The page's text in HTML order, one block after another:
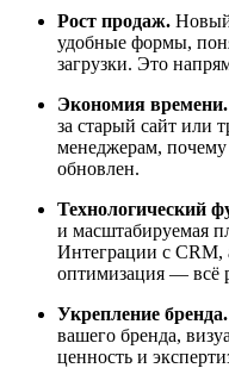
Рост продаж. Новый
удобные формы,
загрузки. Это
Экономия времени.
за старый сайт или
менеджерам,
обновлен.
Технологический
и масштабируемая
Интеграции с CRM,
оптимизация — всё
Укрепление бренда.
вашего бренда,
ценность и